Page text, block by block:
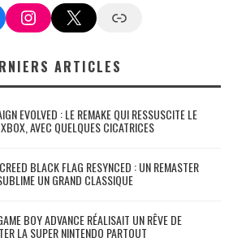
Instagram
X Google News
ARTICLES
EVOLVED : LE REMAKE QUI RESSUSCITE LE
AVEC QUELQUES CICATRICES
BLACK FLAG RESYNCED : UN REMASTER
UN GRAND CLASSIQUE
BOY ADVANCE RÉALISAIT UN RÊVE DE
LA SUPER NINTENDO PARTOUT